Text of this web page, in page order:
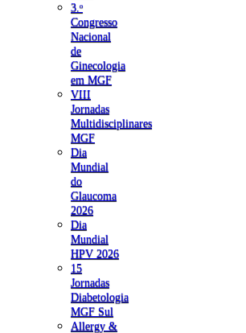
3.ᵒ
Congresso
Nacional
de
Ginecologia
em MGF
VIII
Jornadas
Multidisciplinares
MGF
Dia
Mundial
do
Glaucoma
2026
Dia
Mundial
HPV 2026
15
Jornadas
Diabetologia
MGF Sul
Allergy &